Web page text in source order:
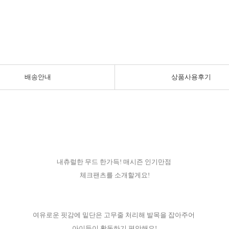
배송안내 상품사용후기
내츄럴한 무드 한가득! 매시즌 인기만점
체크팬츠를 소개할게요!
여유로운 핏감에 밑단은 고무줄 처리해 발목을 잡아주어